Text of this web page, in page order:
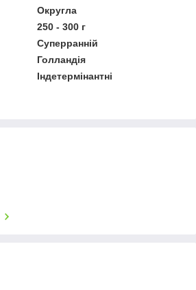
Округла
250 - 300 г
Суперранній
Голландія
Індетермінантні